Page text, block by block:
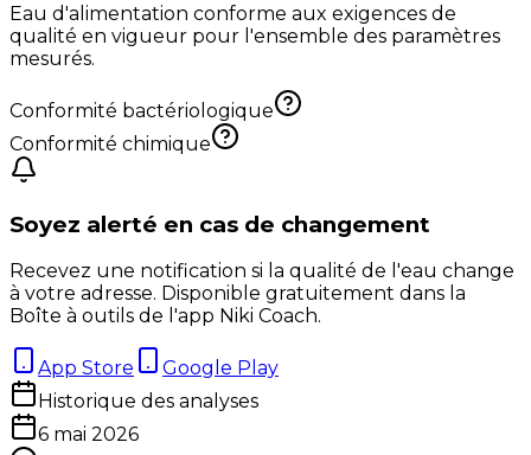
Eau d'alimentation conforme aux exigences de
qualité en vigueur pour l'ensemble des paramètres
mesurés.
Conformité bactériologique
Conformité chimique
Soyez alerté en cas de changement
Recevez une notification si la qualité de l'eau change
à votre adresse. Disponible gratuitement dans la
Boîte à outils de l'app Niki Coach.
App Store
Google Play
Historique des analyses
6 mai 2026